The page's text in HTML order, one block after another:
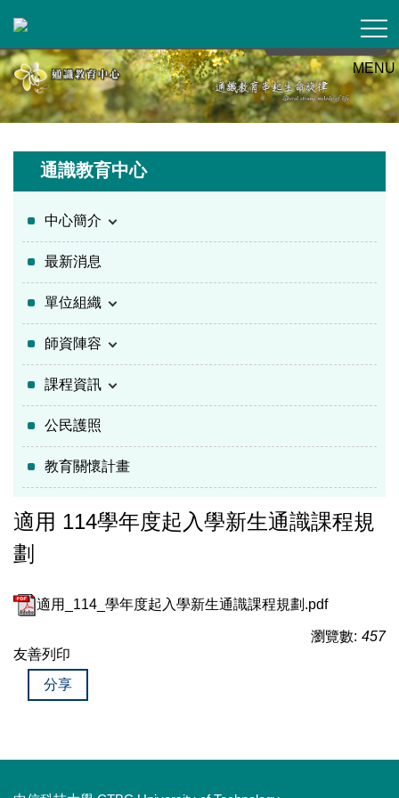
到
主
要
內
容
MENU
通識教育中心
中心簡介
最新消息
單位組織
師資陣容
課程資訊
公民護照
教育關懷計畫
適用 114學年度起入學新生通識課程規
劃
適用_114_學年度起入學新生通識課程規劃.pdf
瀏覽數: 457
友善列印
分享